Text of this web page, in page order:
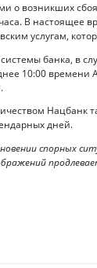
о возникших
В настоящее
услугам,
банка, в
10:00 времени
Нацбанк
дней.
спорных